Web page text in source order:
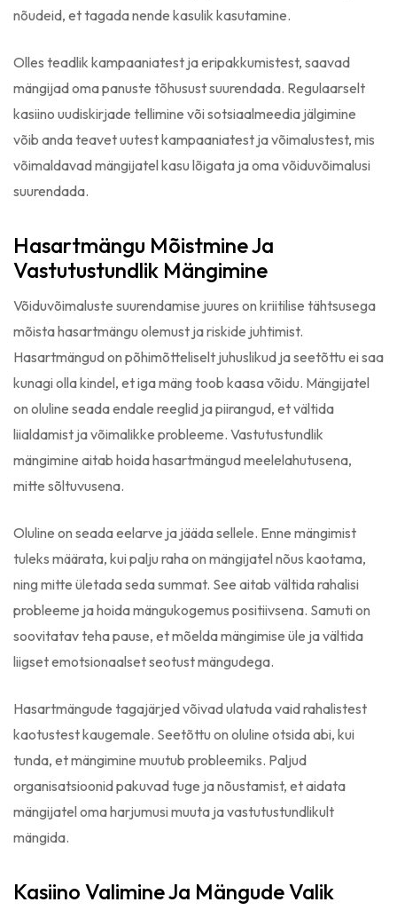
nõudeid, et tagada nende kasulik kasutamine.
Olles teadlik kampaaniatest ja eripakkumistest, saavad
mängijad oma panuste tõhusust suurendada. Regulaarselt
kasiino uudiskirjade tellimine või sotsiaalmeedia jälgimine
võib anda teavet uutest kampaaniatest ja võimalustest, mis
võimaldavad mängijatel kasu lõigata ja oma võiduvõimalusi
suurendada.
Hasartmängu Mõistmine Ja
Vastutustundlik Mängimine
Võiduvõimaluste suurendamise juures on kriitilise tähtsusega
mõista hasartmängu olemust ja riskide juhtimist.
Hasartmängud on põhimõtteliselt juhuslikud ja seetõttu ei saa
kunagi olla kindel, et iga mäng toob kaasa võidu. Mängijatel
on oluline seada endale reeglid ja piirangud, et vältida
liialdamist ja võimalikke probleeme. Vastutustundlik
mängimine aitab hoida hasartmängud meelelahutusena,
mitte sõltuvusena.
Oluline on seada eelarve ja jääda sellele. Enne mängimist
tuleks määrata, kui palju raha on mängijatel nõus kaotama,
ning mitte ületada seda summat. See aitab vältida rahalisi
probleeme ja hoida mängukogemus positiivsena. Samuti on
soovitatav teha pause, et mõelda mängimise üle ja vältida
liigset emotsionaalset seotust mängudega.
Hasartmängude tagajärjed võivad ulatuda vaid rahalistest
kaotustest kaugemale. Seetõttu on oluline otsida abi, kui
tunda, et mängimine muutub probleemiks. Paljud
organisatsioonid pakuvad tuge ja nõustamist, et aidata
mängijatel oma harjumusi muuta ja vastutustundlikult
mängida.
Kasiino Valimine Ja Mängude Valik